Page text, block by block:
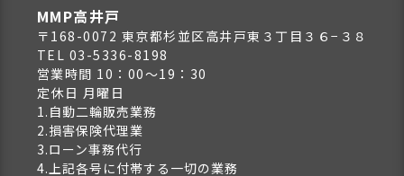
MMP高井戸
〒168-0072 東京都杉並区高井戸東３丁目３６−３８
TEL 03-5336-8198
営業時間 10：00～19：30
定休日 月曜日
1.自動二輪販売業務
2.損害保険代理業
3.ローン事務代行
4.上記各号に付帯する一切の業務